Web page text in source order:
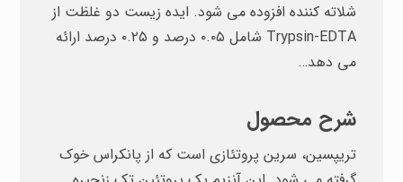
شلاته کننده افزوده می شود. ایده زیست دو غلظت از
Trypsin-EDTA شامل ۰.۰۵ درصد و ۰.۲۵ درصد ارائه
می دهد…
شرح محصول
تریپسین، سرین پروتئازی است که از پانکراس خوک